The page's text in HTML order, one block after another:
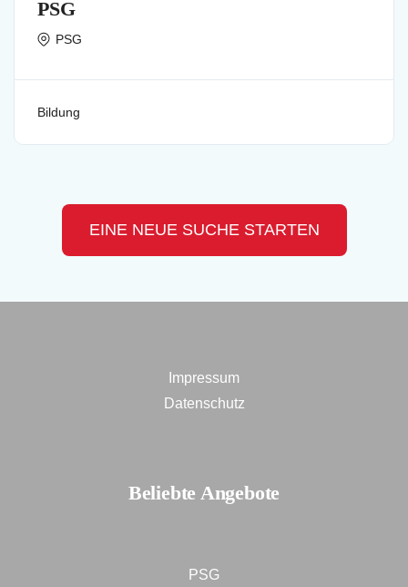
PSG
PSG
Bildung
EINE NEUE SUCHE STARTEN
Impressum
Datenschutz
Beliebte Angebote
PSG